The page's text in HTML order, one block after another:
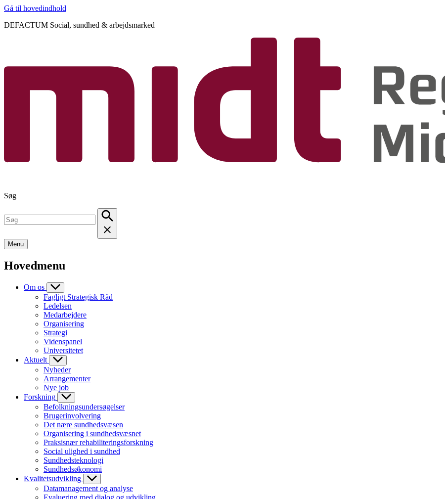
Gå til hovedindhold
DEFACTUM Social, sundhed & arbejdsmarked
Søg
Menu
Hovedmenu
Om os
Fagligt Strategisk Råd
Ledelsen
Medarbejdere
Organisering
Strategi
Videnspanel
Universitetet
Aktuelt
Nyheder
Arrangementer
Nye job
Forskning
Befolkningsundersøgelser
Brugerinvolvering
Det nære sundhedsvæsen
Organisering i sundhedsvæsnet
Praksisnær rehabiliteringsforskning
Social ulighed i sundhed
Sundhedsteknologi
Sundhedsøkonomi
Kvalitetsudvikling
Datamanagement og analyse
Evaluering med dialog og udvikling